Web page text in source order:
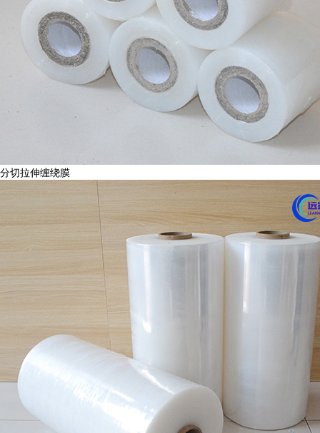
分切拉伸缠绕膜